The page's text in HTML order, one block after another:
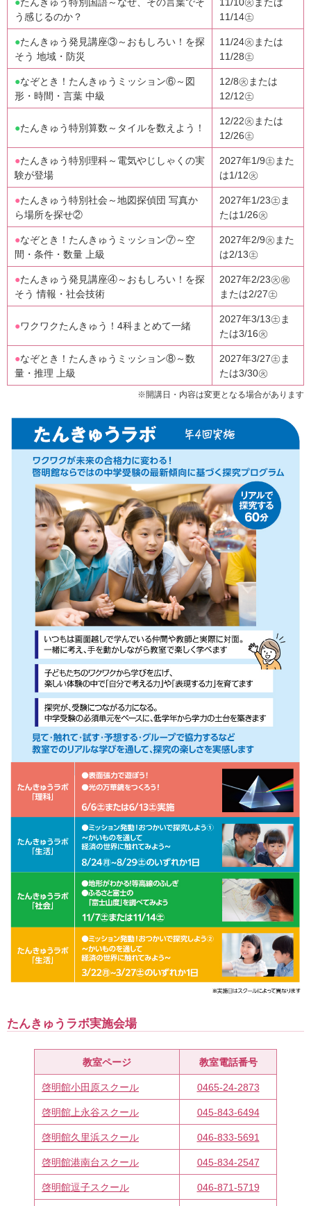
う感じるのか？
11/14㊏
●たんきゅう発見講座③～おもしろい！を探
そう 地域・防災
11/24㊋または
11/28㊏
●なぞとき！たんきゅうミッション⑥～図
形・時間・言葉 中級
12/8㊋または
12/12㊏
●たんきゅう特別算数～タイルを数えよう！
12/22㊋または
12/26㊏
●たんきゅう特別理科～電気やじしゃくの実
験が登場
2027年1/9㊏また
は1/12㊋
●たんきゅう特別社会～地図探偵団 写真か
ら場所を探せ②
2027年1/23㊏ま
たは1/26㊋
●なぞとき！たんきゅうミッション⑦～空
間・条件・数量 上級
2027年2/9㊋また
は2/13㊏
●たんきゅう発見講座④～おもしろい！を探
そう 情報・社会技術
2027年2/23㊋㊗
または2/27㊏
●ワクワクたんきゅう！4科まとめて一緒
2027年3/13㊏ま
たは3/16㊋
●なぞとき！たんきゅうミッション⑧～数
量・推理 上級
2027年3/27㊏ま
たは3/30㊋
※開講日・内容は変更となる場合があります
たんきゅうラボ実施会場
教室ページ 教室電話番号
啓明館小田原スクール 0465-24-2873
啓明館上永谷スクール 045-843-6494
啓明館久里浜スクール 046-833-5691
啓明館港南台スクール 045-834-2547
啓明館逗子スクール 046-871-5719